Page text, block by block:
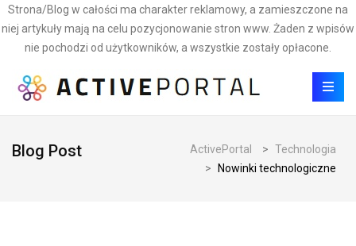
Strona/Blog w całości ma charakter reklamowy, a zamieszczone na
niej artykuły mają na celu pozycjonowanie stron www. Żaden z wpisów
nie pochodzi od użytkowników, a wszystkie zostały opłacone.
Blog Post ActivePortal > Technologia
>
Nowinki technologiczne